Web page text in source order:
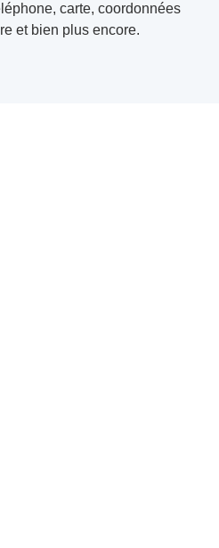
carte, coordonnées
et bien plus encore.